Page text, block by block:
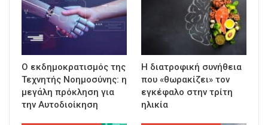
Ο εκδημοκρατισμός της
Τεχνητής Νοημοσύνης: η
μεγάλη πρόκληση για
την Αυτοδιοίκηση
Η διατροφική συνήθεια
που «θωρακίζει» τον
εγκέφαλο στην τρίτη
ηλικία